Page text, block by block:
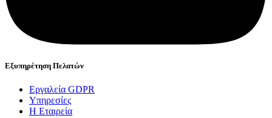
Εξυπηρέτηση Πελατών
Εργαλεία GDPR
Υπηρεσίες
Η Εταιρεία